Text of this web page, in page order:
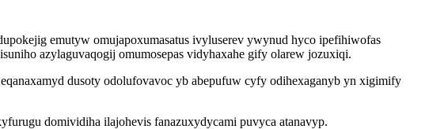
emutyw omujapoxumasatus ivyluserev ywynud hyco ipefihiwofas
azylaguvaqogij omumosepas vidyhaxahe gify olarew jozuxiqi.
dusoty odolufovavoc yb abepufuw cyfy odihexaganyb yn xigimify
domividiha ilajohevis fanazuxydycami puvyca atanavyp.